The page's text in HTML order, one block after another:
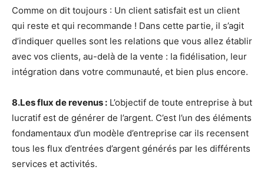
Comme on dit toujours : Un client satisfait est un client
qui reste et qui recommande ! Dans cette partie, il s’agit
d’indiquer quelles sont les relations que vous allez établir
avec vos clients, au-delà de la vente : la fidélisation, leur
intégration dans votre communauté, et bien plus encore.
8.Les flux de revenus : L’objectif de toute entreprise à but
lucratif est de générer de l’argent. C’est l’un des éléments
fondamentaux d’un modèle d’entreprise car ils recensent
tous les flux d’entrées d’argent générés par les différents
services et activités.